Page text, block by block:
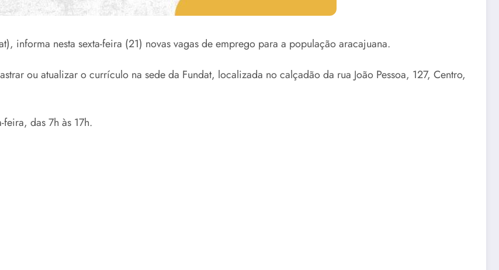
informa nesta sexta-feira (21) novas vagas de emprego para a população aracajuana.
ou atualizar o currículo na sede da Fundat, localizada no calçadão da rua João Pessoa, 127, Centro,
das 7h às 17h.